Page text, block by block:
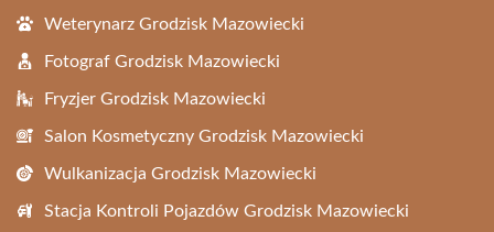
Weterynarz Grodzisk Mazowiecki
Fotograf Grodzisk Mazowiecki
Fryzjer Grodzisk Mazowiecki
Salon Kosmetyczny Grodzisk Mazowiecki
Wulkanizacja Grodzisk Mazowiecki
Stacja Kontroli Pojazdów Grodzisk Mazowiecki